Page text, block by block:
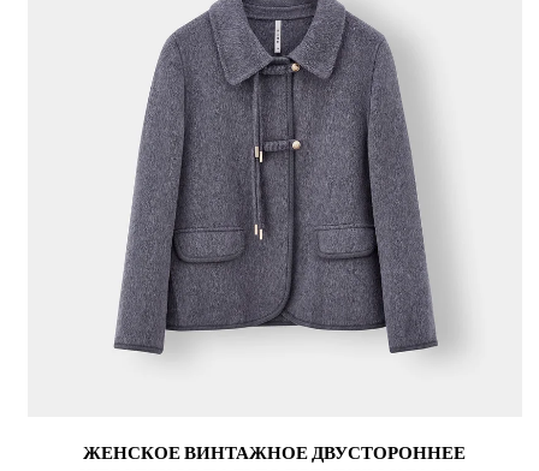
ЖЕНСКОЕ ВИНТАЖНОЕ ДВУСТОРОННЕЕ